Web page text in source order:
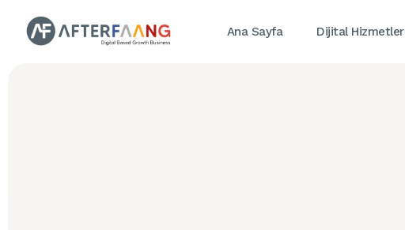
Ana Sayfa Dijital Hizmetler